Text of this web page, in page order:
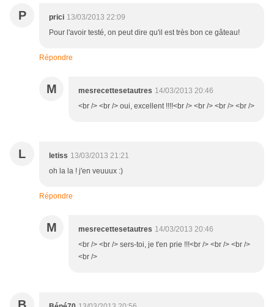
P prici 13/03/2013 22:09
Pour l'avoir testé, on peut dire qu'il est très bon ce gâteau!
Répondre
M mesrecettesetautres 14/03/2013 20:46
<br /> <br /> oui, excellent !!!!<br /> <br /> <br /> <br />
L letiss 13/03/2013 21:21
oh la la ! j'en veuuux :)
Répondre
M mesrecettesetautres 14/03/2013 20:46
<br /> <br /> sers-toi, je t'en prie !!!<br /> <br /> <br />
<br />